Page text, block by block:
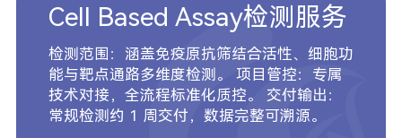
Cell Based Assay检测服务
检测范围：涵盖免疫原抗筛结合活性、细胞功
能与靶点通路多维度检测。 项目管控：专属
技术对接，全流程标准化质控。 交付输出：
常规检测约 1 周交付，数据完整可溯源。